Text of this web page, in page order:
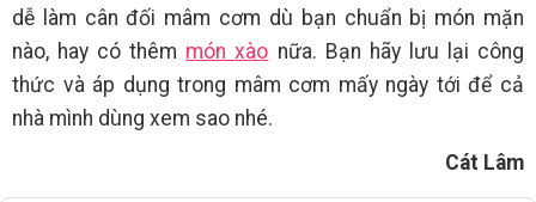
dễ làm cân đối mâm cơm dù bạn chuẩn bị món mặn
nào, hay có thêm món xào nữa. Bạn hãy lưu lại công
thức và áp dụng trong mâm cơm mấy ngày tới để cả
nhà mình dùng xem sao nhé.
Cát Lâm